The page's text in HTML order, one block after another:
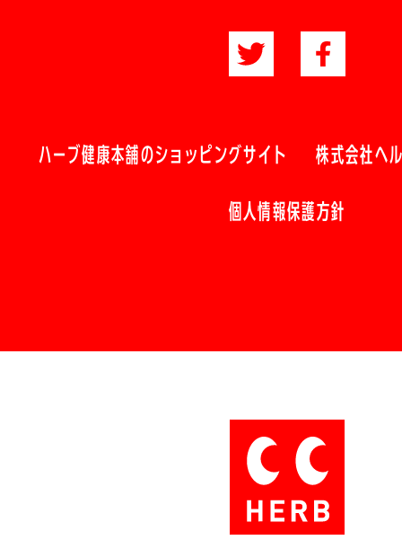
ハーブ健康本舗のショッピングサイト 株式会社ヘ
個人情報保護方針